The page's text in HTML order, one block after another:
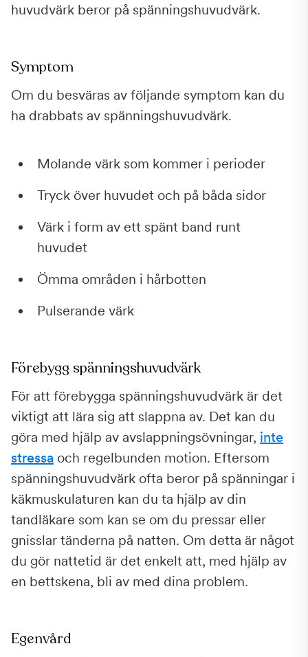
huvudvärk beror på spänningshuvudvärk.
Symptom
Om du besväras av följande symptom kan du
ha drabbats av spänningshuvudvärk.
Molande värk som kommer i perioder
Tryck över huvudet och på båda sidor
Värk i form av ett spänt band runt
huvudet
Ömma områden i hårbotten
Pulserande värk
Förebygg spänningshuvudvärk
För att förebygga spänningshuvudvärk är det
viktigt att lära sig att slappna av. Det kan du
göra med hjälp av avslappningsövningar, inte
stressa och regelbunden motion. Eftersom
spänningshuvudvärk ofta beror på spänningar i
käkmuskulaturen kan du ta hjälp av din
tandläkare som kan se om du pressar eller
gnisslar tänderna på natten. Om detta är något
du gör nattetid är det enkelt att, med hjälp av
en bettskena, bli av med dina problem.
Egenvård